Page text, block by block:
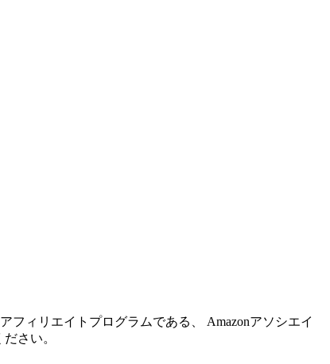
フィリエイトプログラムである、 Amazonアソシエイ
さい。